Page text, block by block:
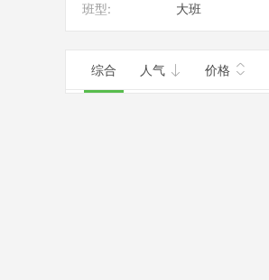
班型: 大班
综合 人气 价格